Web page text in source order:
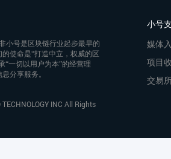
小号是区块链行业起步最早的
使命是“打造中立，权威的区
“一切以用户为本”的经营理
分享服务。
INC All Rights
小号
媒体
项目
交易